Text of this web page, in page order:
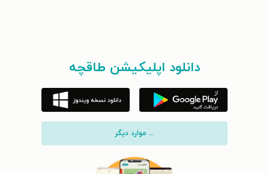
دانلود اپلیکیشن طاقچه
... موارد دیگر